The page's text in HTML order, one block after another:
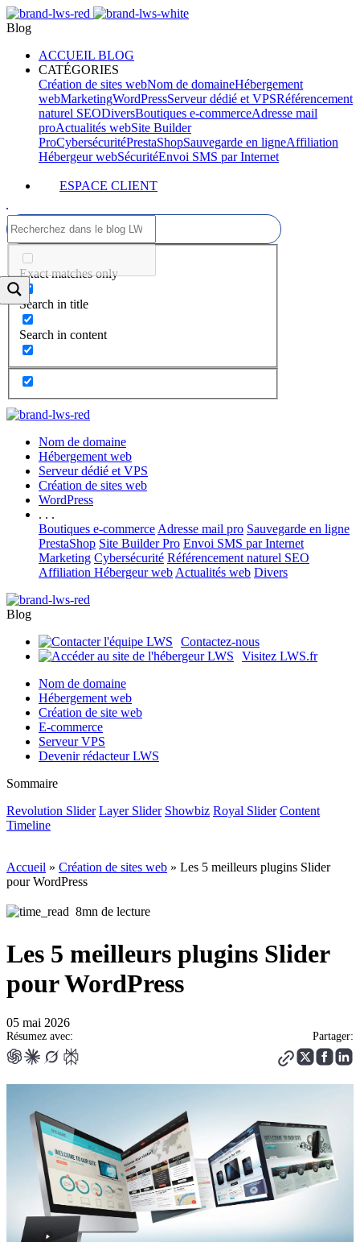
Blog
ACCUEIL BLOG
CATÉGORIES
Création de sites webNom de domaineHébergement
webMarketingWordPressServeur dédié et VPSRéférencement
naturel SEODiversBoutiques e-commerceAdresse mail
proActualités webSite Builder
ProCybersécuritéPrestaShopSauvegarde en ligneAffiliation
Hébergeur webSécuritéEnvoi SMS par Internet
ESPACE CLIENT
Exact matches only
Search in title
Search in content
Nom de domaine
Hébergement web
Serveur dédié et VPS
Création de sites web
WordPress
. . .
Boutiques e-commerce Adresse mail pro Sauvegarde en ligne
PrestaShop Site Builder Pro Envoi SMS par Internet
Marketing Cybersécurité Référencement naturel SEO
Affiliation Hébergeur web Actualités web Divers
Blog
Contactez-nous
Visitez LWS.fr
Nom de domaine
Hébergement web
Création de site web
E-commerce
Serveur VPS
Devenir rédacteur LWS
Sommaire
Revolution Slider Layer Slider Showbiz Royal Slider Content
Timeline
Accueil » Création de sites web » Les 5 meilleurs plugins Slider
pour WordPress
8mn de lecture
Les 5 meilleurs plugins Slider
pour WordPress
05 mai 2026
Résumez avec: Partager: